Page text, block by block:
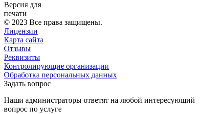
Версия для
печати
© 2023 Все права защищены.
Лицензии
Карта сайта
Отзывы
Реквизиты
Контролирующие организации
Обработка персональных данных
Задать вопрос
Наши администраторы ответят на любой интересующий
вопрос по услуге